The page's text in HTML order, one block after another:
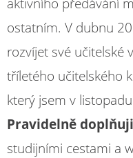
ostatním. V dubnu
rozvíjet své učitelské
tříletého učitelského
který jsem v
Pravidelně
studijními cestami a